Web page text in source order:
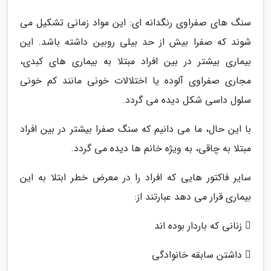
سنگ های صفراوی رنگدانه ای: این مواد زمانی تشکیل می
شوند که صفرا بیش از حد بیلی روبین داشته باشد. این
بیماری بیشتر در بین افراد مبتلا به بیماری های کبدی،
مجاری صفراوی آلوده یا اختلالات خونی مانند کم خونی
سلول داسی شکل دیده می گردد.
با این حال، ما می دانیم که سنگ صفرا بیشتر در بین افراد
مبتلا به چاقی، به ویژه خانم ها دیده می گردد.
سایر فاکتور هایی که افراد را در معرض خطر ابتلا به این
بیماری قرار می دهد عبارتند از:
 زنانی که باردار بوده اند
 داشتن سابقه خانوادگی